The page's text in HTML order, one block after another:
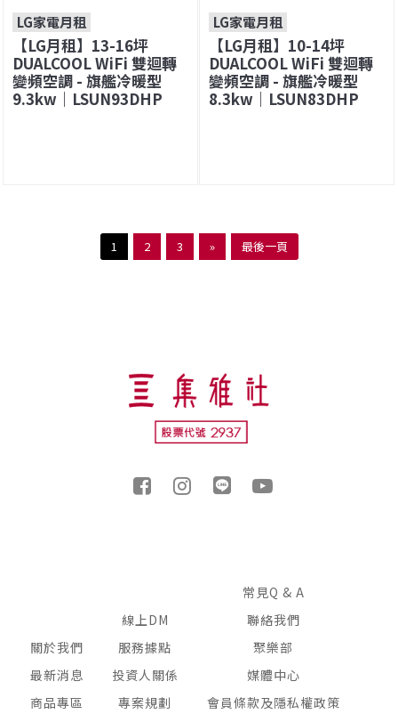
LG家電月租
【LG月租】13-16坪
DUALCOOL WiFi 雙迴轉
變頻空調 - 旗艦冷暖型
9.3kw｜LSUN93DHP
LG家電月租
【LG月租】10-14坪
DUALCOOL WiFi 雙迴轉
變頻空調 - 旗艦冷暖型
8.3kw｜LSUN83DHP
1 2 3 » 最後一頁
關於我們
最新消息
商品專區
線上DM
服務據點
投資人關係
專案規劃
常見Q & A
聯絡我們
聚樂部
媒體中心
會員條款及隱私權政策